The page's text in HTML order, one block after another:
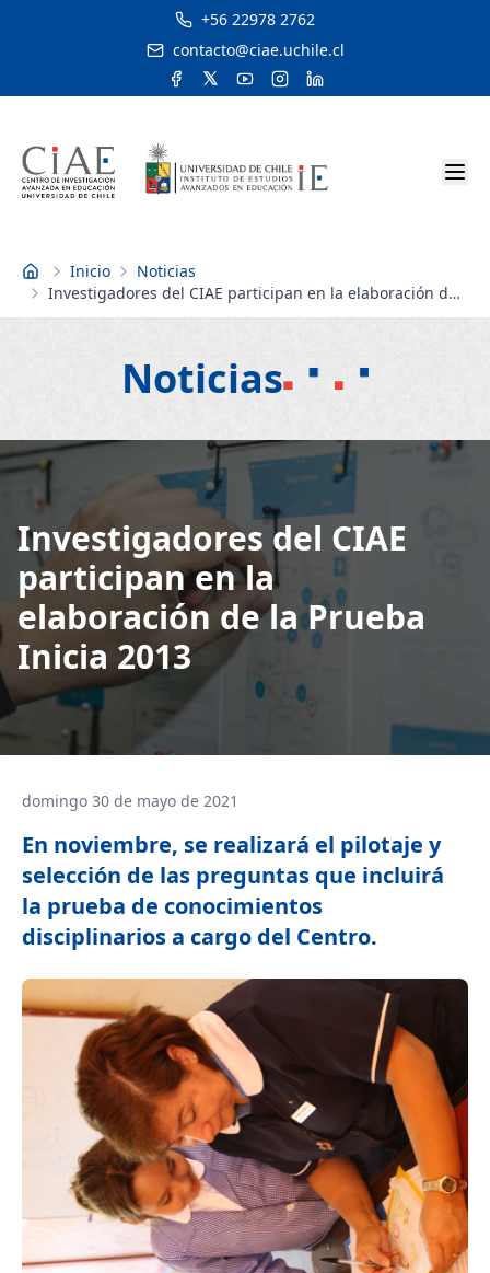
+56 22978 2762
contacto@ciae.uchile.cl
Inicio Inicio
Noticias
Investigadores del CIAE participan en la elaboración de
la Prueba Inicia 2013
Noticias
Investigadores del CIAE
participan en la
elaboración de la Prueba
Inicia 2013
domingo 30 de mayo de 2021
En noviembre, se realizará el pilotaje y
selección de las preguntas que incluirá
la prueba de conocimientos
disciplinarios a cargo del Centro.